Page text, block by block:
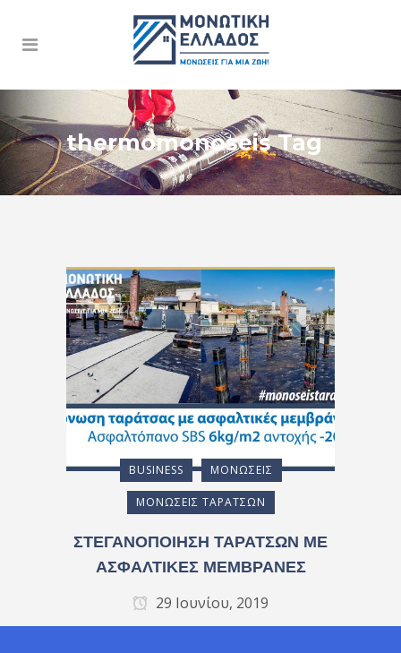
thermomonoseis Tag
BUSINESS ΜΟΝΏΣΕΙΣ
ΜΟΝΏΣΕΙΣ ΤΑΡΑΤΣΏΝ
ΣΤΕΓΑΝΟΠΟΙΗΣΗ ΤΑΡΑΤΣΩΝ ΜΕ
ΑΣΦΑΛΤΙΚΕΣ ΜΕΜΒΡΑΝΕΣ
29 Ιουνίου, 2019